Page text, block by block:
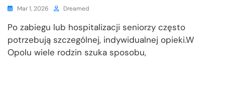
Mar 1, 2026 Dreamed
Po zabiegu lub hospitalizacji seniorzy często
potrzebują szczególnej, indywidualnej opieki.W
Opolu wiele rodzin szuka sposobu,